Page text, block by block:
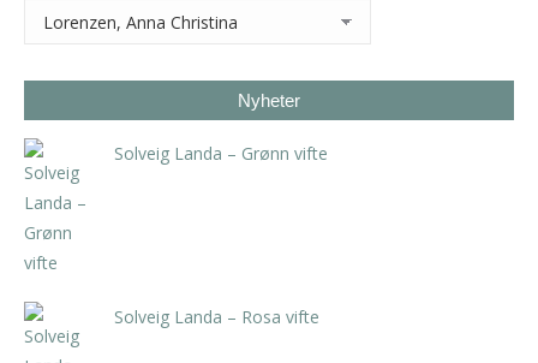
Nyheter
Solveig Landa – Grønn vifte
Solveig Landa – Rosa vifte